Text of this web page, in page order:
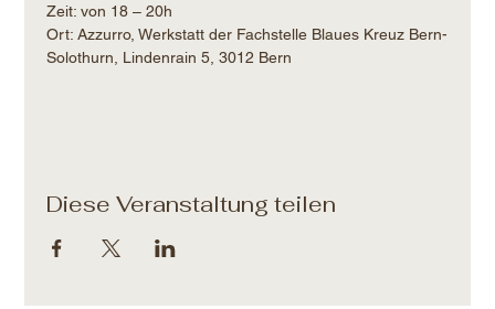
Zeit: von 18 – 20h​
Ort: Azzurro, Werkstatt der Fachstelle Blaues Kreuz Bern-
Solothurn, Lindenrain 5, 3012 Bern
Diese Veranstaltung teilen